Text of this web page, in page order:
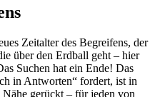
Zeitalter des Begreifens, der
über den Erdball geht – hier
Suchen hat ein Ende! Das
in Antworten“ fordert, ist in
gerückt – für jeden von